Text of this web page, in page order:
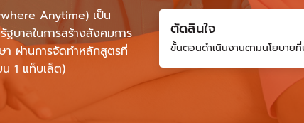
Anytime) เป็น
บาลในการสร้างสังคมการ
า ผ่านการจัดทำหลักสูตรที่
น 1 แท็บเล็ต)
ตัดสินใจ
ขั้นตอนดำเนินงานตามนโยบายที่